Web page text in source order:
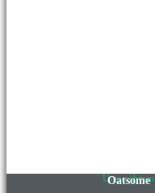
Unternehmen
Oatsome